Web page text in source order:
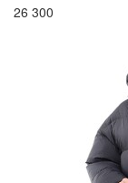
26 300